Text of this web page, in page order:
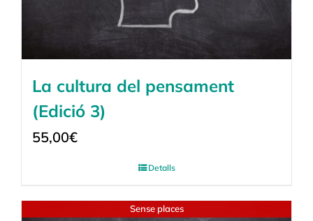
La cultura del pensament
(Edició 3)
55,00€
Detalls
Sense places